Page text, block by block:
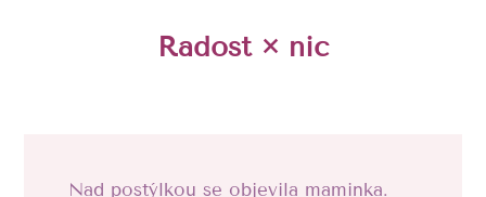
Radost × nic
Nad postýlkou se objevila maminka.